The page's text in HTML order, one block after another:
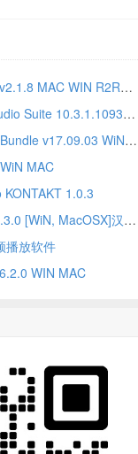
混音插件套装 ToneBoosters Plugin Bundle v2.1.8 MAC WIN R2R版本
音乐制作软件 录音混音后期制作 n-Track Studio Suite 10.3.1.10935 WIN MAC
音频插件合集 MeldaProduction MCompleteBundle v17.09.03 WiN MAC
MAC
1.0.3
UJAM Symphonic Elements STRIIIINGS v1.3.0 [WiN, MacOSX]汉斯季默 现代弦乐合奏音源
播放软件
WIN MAC